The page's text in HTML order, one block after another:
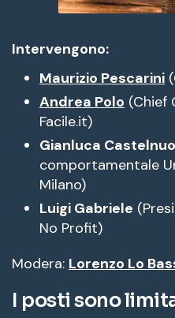
Intervengono:
Maurizio Pescarini
Andrea Polo (Chief
Facile.it)
Gianluca
comportamentale
Milano)
Luigi Gabriele
No Profit)
Modera: Lorenzo Lo
I posti sono